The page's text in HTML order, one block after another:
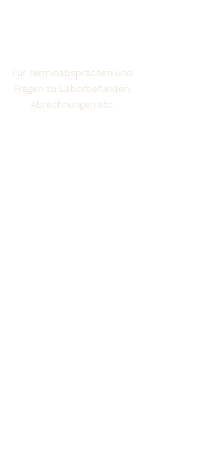
Für Terminabsprachen und
Fragen zu Laborbefunden,
Abrechnungen etc.